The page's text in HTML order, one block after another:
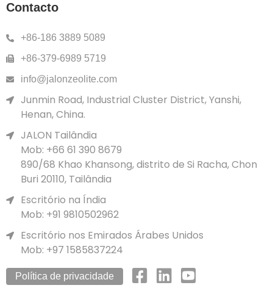
Contacto
+86-186 3889 5089
+86-379-6989 5719
info@jalonzeolite.com
Junmin Road, Industrial Cluster District, Yanshi,
Henan, China.
JALON Tailândia
Mob: +66 61 390 8679
890/68 Khao Khansong, distrito de Si Racha, Chon
Buri 20110, Tailândia
Escritório na Índia
Mob: +91 9810502962
Escritório nos Emirados Árabes Unidos
Mob: +97 1585837224
Política de privacidade